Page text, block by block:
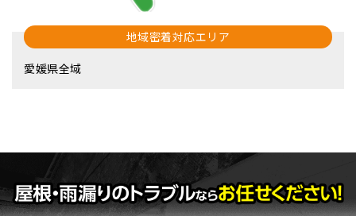
地域密着対応エリア
愛媛県全域